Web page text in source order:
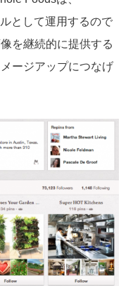
として運用するので
を継続的に提供する
ージアップにつなげ